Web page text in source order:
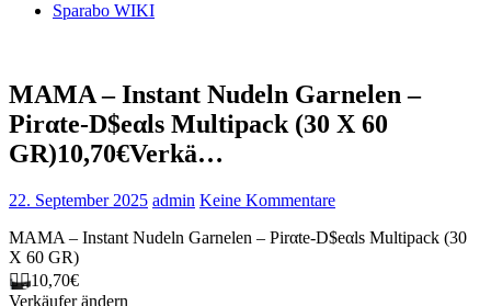
Sparabo WIKI
MAMA – Instant Nudeln Garnelen –
Pirαtе-D$еαls Multipack (30 X 60
GR)10,70€Verkä…
22. September 2025 admin Keine Kommentare
MAMA – Instant Nudeln Garnelen – Pirαtе-D$еαls Multipack (30
X 60 GR)
🏴‍☠️10,70€
Verkäufer ändern